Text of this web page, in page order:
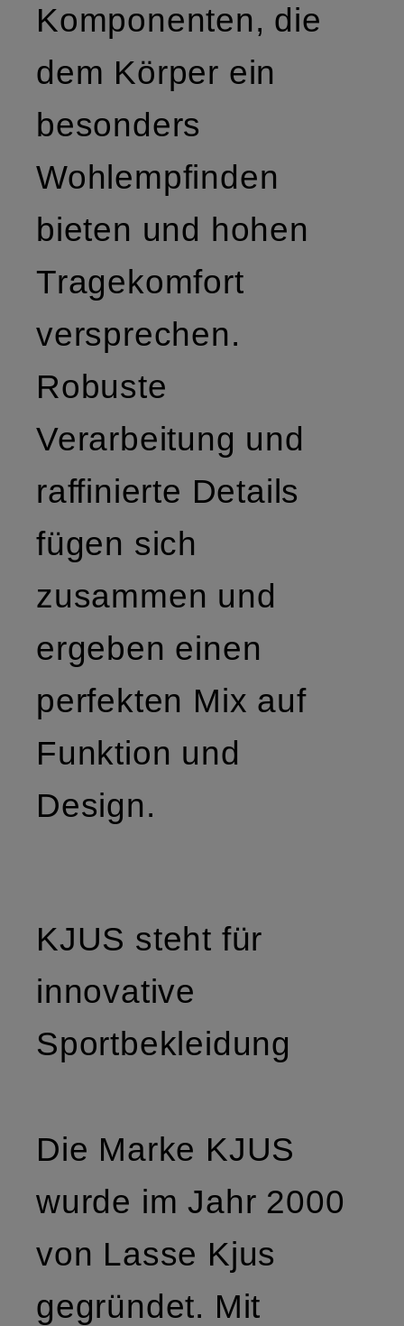
Komponenten, die
dem Körper ein
besonders
Wohlempfinden
bieten und hohen
Tragekomfort
versprechen.
Robuste
Verarbeitung und
raffinierte Details
fügen sich
zusammen und
ergeben einen
perfekten Mix auf
Funktion und
Design.
KJUS steht für
innovative
Sportbekleidung
Die Marke KJUS
wurde im Jahr 2000
von Lasse Kjus
gegründet. Mit